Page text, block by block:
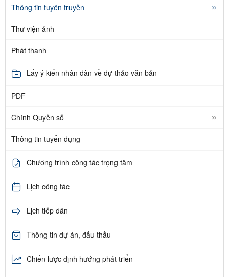
Thông tin tuyên truyền
Thư viện ảnh
Phát thanh
Lấy ý kiến nhân dân về dự thảo văn bản
PDF
Chính Quyền số
Thông tin tuyển dụng
Chương trình công tác trọng tâm
Lịch công tác
Lịch tiếp dân
Thông tin dự án, đấu thầu
Chiến lược định hướng phát triển